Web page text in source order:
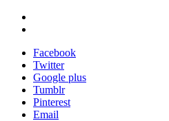
Facebook
Twitter
Google plus
Tumblr
Pinterest
Email